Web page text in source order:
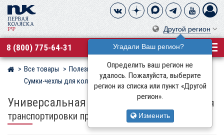
Другой регион
Угадали Ваш регион?
Определить ваш регион не
удалось. Пожалуйста, выберите
регион из списка или пункт «Другой
регион».
Изменить
8 (800) 775-64-31
Магазин детских колясок
Все товары
Полезные аксессуары
Сумки-чехлы для колясок
Универсальные
Универсальная сумка-чехол Leo Baby
для
транспортировки прогулочных колясок